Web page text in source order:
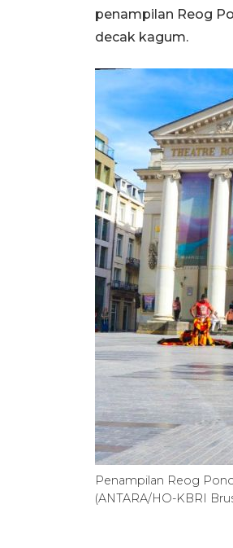
penampilan Reog
decak kagum.
Penampilan Reog
(ANTARA/HO-KBRI